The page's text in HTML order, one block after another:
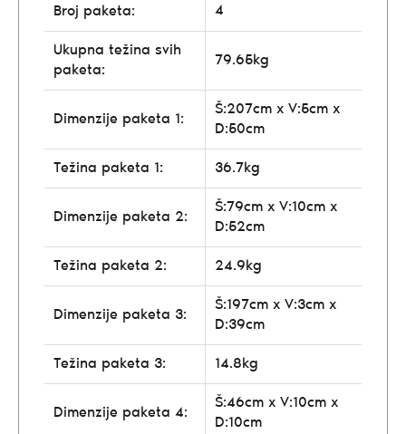
Broj paketa:
4
Ukupna težina svih
paketa:
79.65kg
Dimenzije paketa 1:
Š:207cm x V:5cm x
D:50cm
Težina paketa 1: 36.7kg
Dimenzije paketa 2:
Š:79cm x V:10cm x
D:52cm
Težina paketa 2: 24.9kg
Dimenzije paketa 3:
Š:197cm x V:3cm x
D:39cm
Težina paketa 3: 14.8kg
Dimenzije paketa 4:
Š:46cm x V:10cm x
D:10cm